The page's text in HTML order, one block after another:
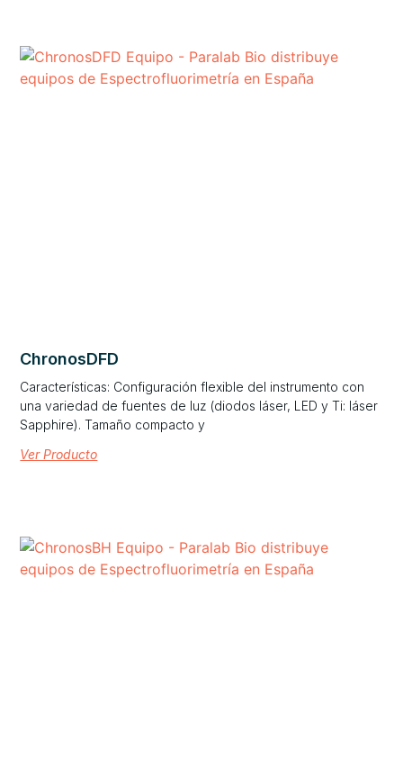
ChronosDFD
Características: Configuración flexible del instrumento con
una variedad de fuentes de luz (diodos láser, LED y Ti: láser
Sapphire). Tamaño compacto y
Ver Producto